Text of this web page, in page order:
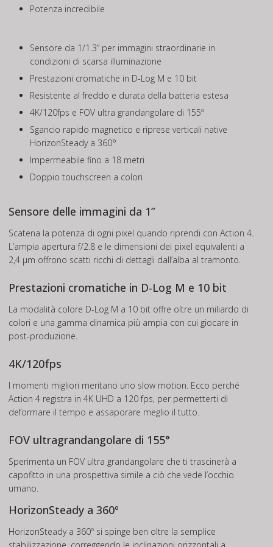
Potenza incredibile
Sensore da 1/1.3” per immagini straordinarie in
condizioni di scarsa illuminazione
Prestazioni cromatiche in D-Log M e 10 bit
Resistente al freddo e durata della batteria estesa
4K/120fps e FOV ultra grandangolare di 155º
Sgancio rapido magnetico e riprese verticali native
HorizonSteady a 360°
Impermeabile fino a 18 metri
Doppio touchscreen a colori
Sensore delle immagini da 1”
Scatena la potenza di ogni pixel quando riprendi con Action 4.
L’ampia apertura f/2.8 e le dimensioni dei pixel equivalenti a
2,4 μm offrono scatti ricchi di dettagli dall’alba al tramonto.
Prestazioni cromatiche in D-Log M e 10 bit
La modalità colore D-Log M a 10 bit offre oltre un miliardo di
colori e una gamma dinamica più ampia con cui giocare in
post-produzione.
4K/120fps
I momenti migliori meritano uno slow motion. Ecco perché
Action 4 registra in 4K UHD a 120 fps, per permetterti di
deformare il tempo e assaporare meglio il tutto.
FOV ultragrandangolare di 155°
Sperimenta un FOV ultra grandangolare che ti trascinerà a
capofitto in una prospettiva simile a ciò che vede l’occhio
umano.
HorizonSteady a 360º
HorizonSteady a 360º si spinge ben oltre la semplice